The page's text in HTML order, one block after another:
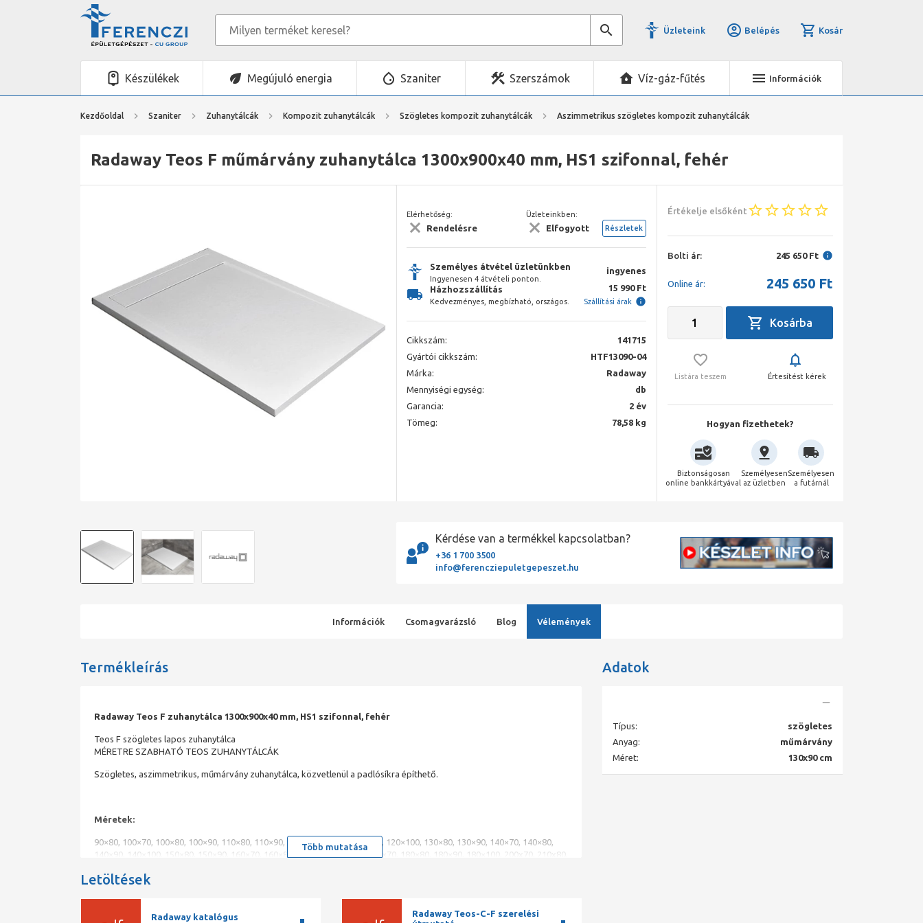
Üzleteink Belépés Kosár
Készülékek Megújuló energia Szaniter Szerszámok Víz-gáz-fűtés Információk
Kezdőoldal Szaniter Zuhanytálcák Kompozit zuhanytálcák Szögletes kompozit zuhanytálcák Aszimmetrikus szögletes kompozit zuhanytálcák
Radaway Teos F műmárvány zuhanytálca 1300x900x40 mm, HS1 szifonnal, fehér
Elérhetőség:
Rendelésre
Üzleteinkben:
Elfogyott Részletek
Személyes átvétel üzletünkben
Ingyenesen 4 átvételi ponton.
ingyenes
Házhozszállítás
Kedvezményes, megbízható, országos.
15 990 Ft
Szállítási árak
Cikkszám:
141715
Gyártói cikkszám:
HTF13090-04
Márka:
Radaway
Mennyiségi egység:
db
Garancia:
2 év
Tömeg:
78,58 kg
Értékelje elsőként
Bolti ár: 245 650 Ft
Online ár: 245 650 Ft
Listára teszem Értesítést kérek
Hogyan fizethetek?
Biztonságosan
online bankkártyával
Személyesen
az üzletben
Személyesen
a futárnál
Kérdése van a termékkel kapcsolatban?
+36 1 700 3500
info@ferencziepuletgepeszet.hu
Információk Csomagvarázsló Blog Vélemények
Termékleírás
Radaway Teos F zuhanytálca 1300x900x40 mm, HS1 szifonnal, fehér
Teos F szögletes lapos zuhanytálca
MÉRETRE SZABHATÓ TEOS ZUHANYTÁLCÁK
Szögletes, aszimmetrikus, műmárvány zuhanytálca, közvetlenül a padlósíkra építhető.
Méretek:
90×80, 100×70, 100×80, 100×90, 110×80, 110×90, 120×70, 120×80, 120×90, 120×100, 130×80, 130×90, 140×70, 140×80,
140×90, 140×100, 150×80, 150×90, 160×70, 160×80, 160×90, 160×100, 180×70, 180×80, 180×90, 180×100, 200x70, 210x80,
Teos | vágható, kőhatású műmárvány zuhanytálcák
Több mutatása
Letöltések
Radaway katalógus
Radaway Teos-C-F szerelési
Adatok
Típus:
szögletes
Anyag:
műmárvány
Méret:
130x90 cm